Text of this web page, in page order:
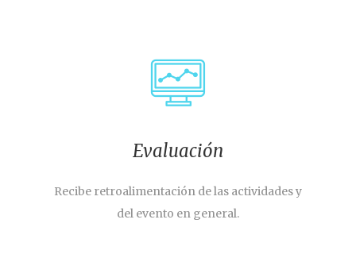
Evaluación
Recibe retroalimentación de las actividades y
del evento en general.